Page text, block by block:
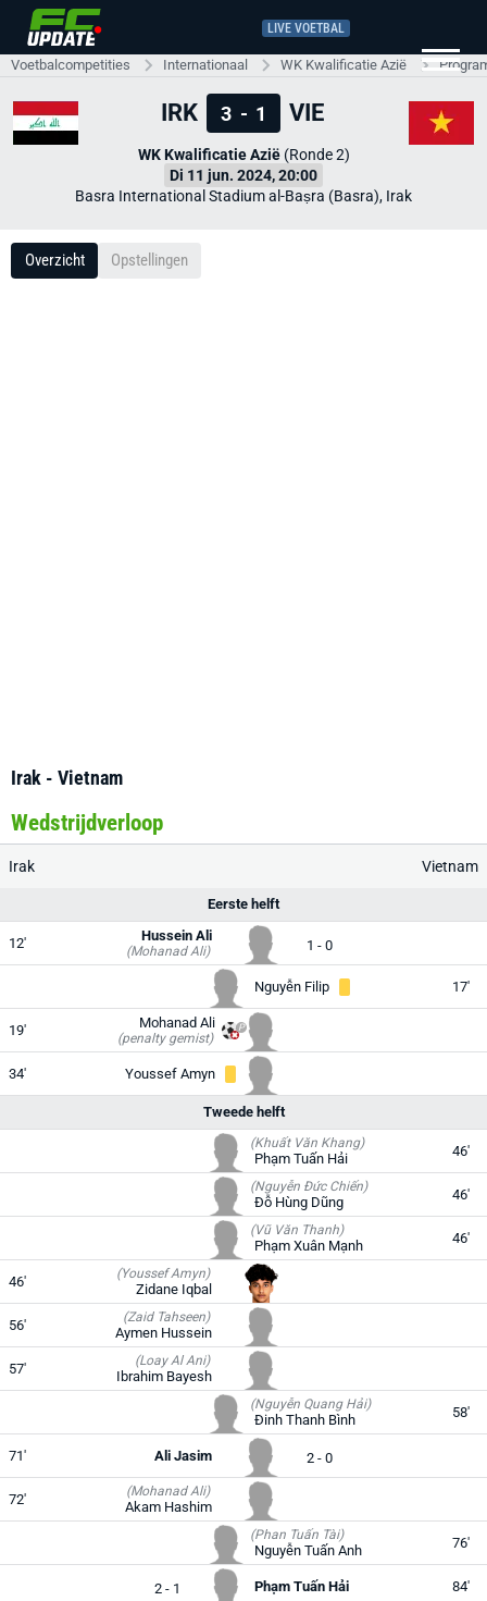
LIVE VOETBAL
Voetbalcompetities Internationaal WK Kwalificatie Azië
IRK 3 - 1 VIE
WK Kwalificatie Azië(Ronde 2)
Di 11 jun. 2024, 20:00
Basra International Stadium al-Baṣra (Basra), Irak
Overzicht Opstellingen
Irak - Vietnam
Wedstrijdverloop
Irak Vietnam
Eerste helft
12' (Mohanad Ali)
Hussein Ali
1 - 0
Nguyễn Filip 17'
19' (penalty gemist)
Mohanad Ali
34' Youssef Amyn
Tweede helft
(Khuất Văn Khang)
Phạm Tuấn Hải 46'
(Nguyễn Đức Chiến)
Đỗ Hùng Dũng 46'
(Vũ Văn Thanh)
Phạm Xuân Mạnh 46'
46' (Youssef Amyn)
Zidane Iqbal
56' (Zaid Tahseen)
Aymen Hussein
57' (Loay Al Ani)
Ibrahim Bayesh
(Nguyễn Quang Hải)
Đinh Thanh Bình 58'
71' Ali Jasim 2 - 0
72' (Mohanad Ali)
Akam Hashim
(Phan Tuấn Tài)
Nguyễn Tuấn Anh 76'
2 - 1 Phạm Tuấn Hải 84'